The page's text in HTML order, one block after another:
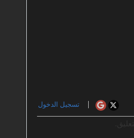
تسجيل الدخول